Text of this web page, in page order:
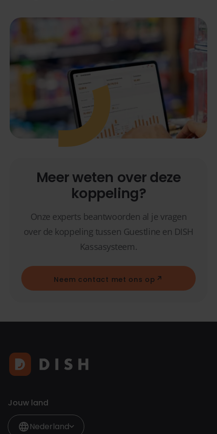
Meer weten over deze
koppeling?
Onze experts beantwoorden al je vragen
over de koppeling tussen Guestline en DISH
Kassasysteem.
Neem contact met ons op
Jouw land
Nederland